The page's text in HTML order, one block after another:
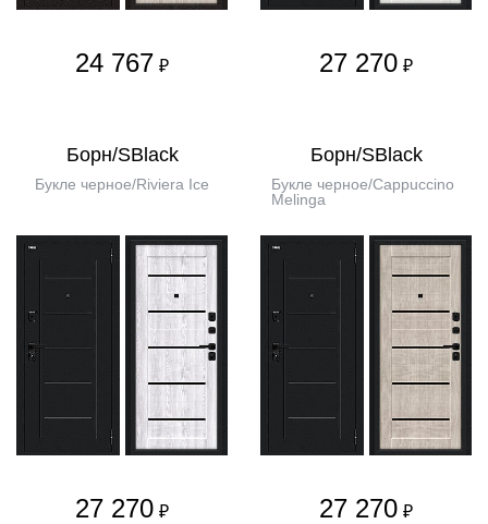
24 767 ₽ 27 270 ₽
Борн/SBlack
Букле черное/Riviera Ice
27 270 ₽
Борн/SBlack
Букле черное/Cappuccino
Melinga
27 270 ₽